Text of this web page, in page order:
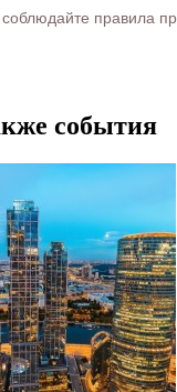
правила
события